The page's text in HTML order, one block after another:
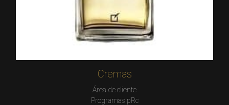
Cremas
Área de cliente
Programas pRc